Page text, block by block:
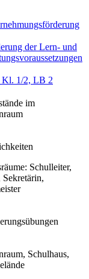
der Lern- und
1/2, LB 2
im
Schulleiter,
Sekretärin,
Schulhaus,